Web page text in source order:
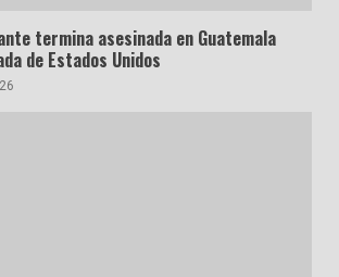
termina asesinada en Guatemala
de Estados Unidos